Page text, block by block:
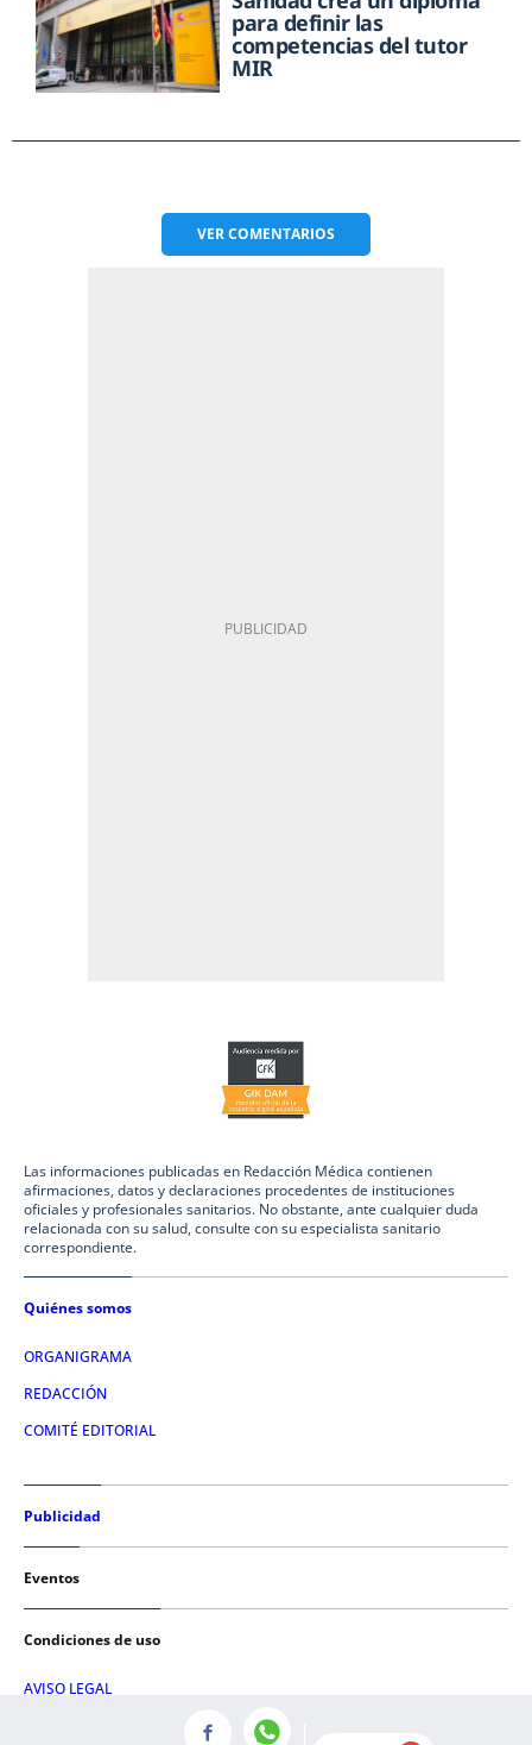
para definir las
competencias del tutor
MIR
VERCOMENTARIOS
Las informaciones publicadas en Redacción Médica contienen
afirmaciones, datos y declaraciones procedentes de instituciones
oficiales y profesionales sanitarios. No obstante, ante cualquier duda
relacionada con su salud, consulte con su especialista sanitario
correspondiente.
Quiénes somos
ORGANIGRAMA
REDACCIÓN
COMITÉ EDITORIAL
Publicidad
Eventos
Condiciones de uso
AVISO LEGAL